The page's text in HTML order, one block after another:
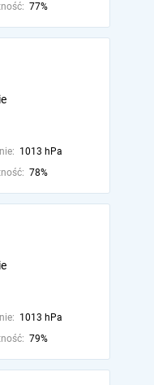
77%
1013 hPa
78%
1013 hPa
79%